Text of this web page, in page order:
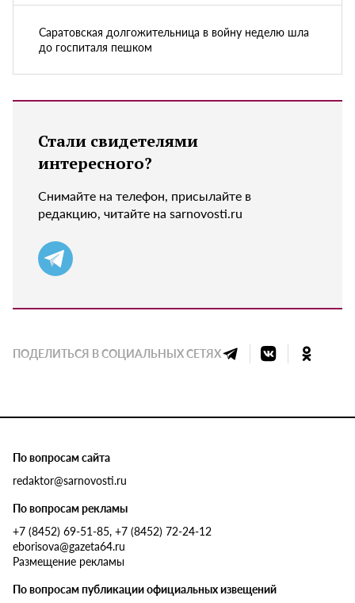
Саратовская долгожительница в войну неделю шла
до госпиталя пешком
Стали свидетелями
интересного?
Снимайте на телефон, присылайте в
редакцию, читайте на sarnovosti.ru
ПОДЕЛИТЬСЯ В СОЦИАЛЬНЫХ СЕТЯХ
По вопросам сайта
redaktor@sarnovosti.ru
По вопросам рекламы
+7 (8452) 69-51-85, +7 (8452) 72-24-12
eborisova@gazeta64.ru
Размещение рекламы
По вопросам публикации официальных извещений